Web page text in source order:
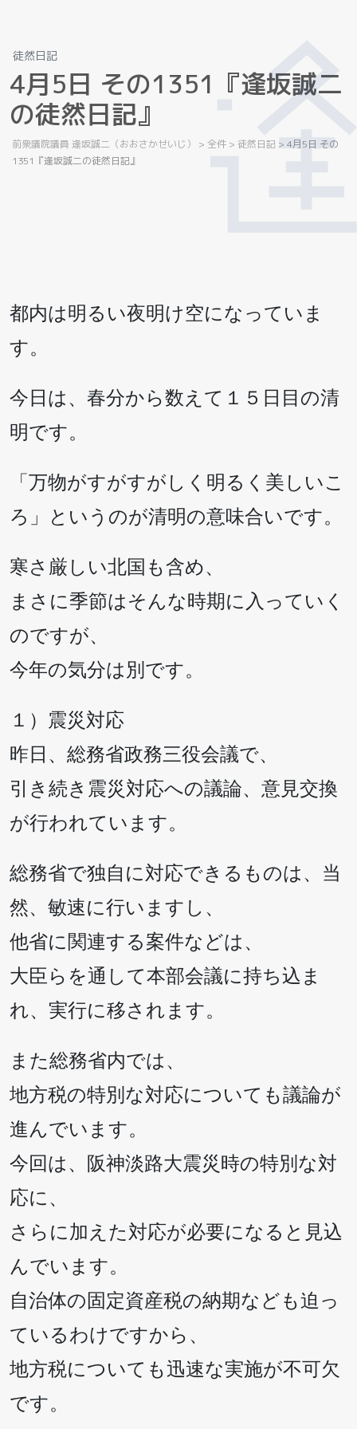
徒然日記
4月5日 その1 351 『逢坂誠二
の徒然日記』
前衆議院議員 逢坂誠二（おおさかせいじ） > 全件 > 徒然日記 >4月5日 その
1351『逢坂誠二の徒然日記』
都内は明るい夜明け空になっていま
す。
今日は、春分から数えて１５日目の清
明です。
「万物がすがすがしく明るく美しいこ
ろ」というのが清明の意味合いです。
寒さ厳しい北国も含め、
まさに季節はそんな時期に入っていく
のですが、
今年の気分は別です。
１）震災対応
昨日、総務省政務三役会議で、
引き続き震災対応への議論、意見交換
が行われています。
総務省で独自に対応できるものは、当
然、敏速に行いますし、
他省に関連する案件などは、
大臣らを通して本部会議に持ち込ま
れ、実行に移されます。
また総務省内では、
地方税の特別な対応についても議論が
進んでいます。
今回は、阪神淡路大震災時の特別な対
応に、
さらに加えた対応が必要になると見込
んでいます。
自治体の固定資産税の納期なども迫っ
ているわけですから、
地方税についても迅速な実施が不可欠
です。